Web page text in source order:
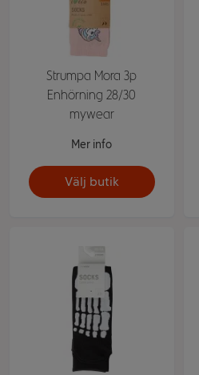
Strumpa Mora 3p
Enhörning 28/30
mywear
Mer info
Välj butik